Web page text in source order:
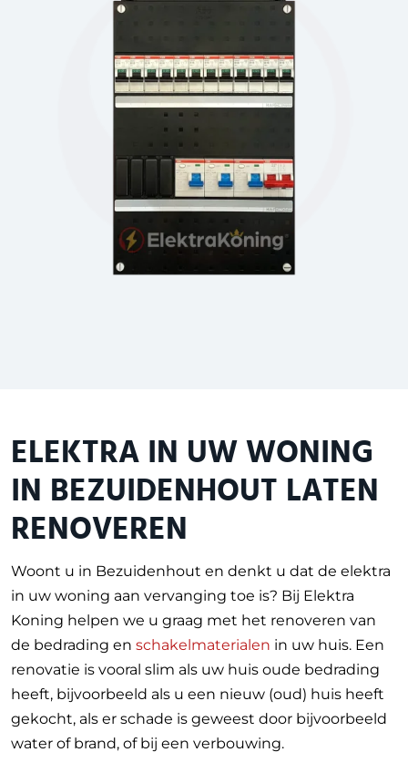
ELEKTRA IN UW WONING
IN BEZUIDENHOUT LATEN
RENOVEREN
Woont u in Bezuidenhout en denkt u dat de elektra
in uw woning aan vervanging toe is? Bij Elektra
Koning helpen we u graag met het renoveren van
de bedrading en schakelmaterialen in uw huis. Een
renovatie is vooral slim als uw huis oude bedrading
heeft, bijvoorbeeld als u een nieuw (oud) huis heeft
gekocht, als er schade is geweest door bijvoorbeeld
water of brand, of bij een verbouwing.